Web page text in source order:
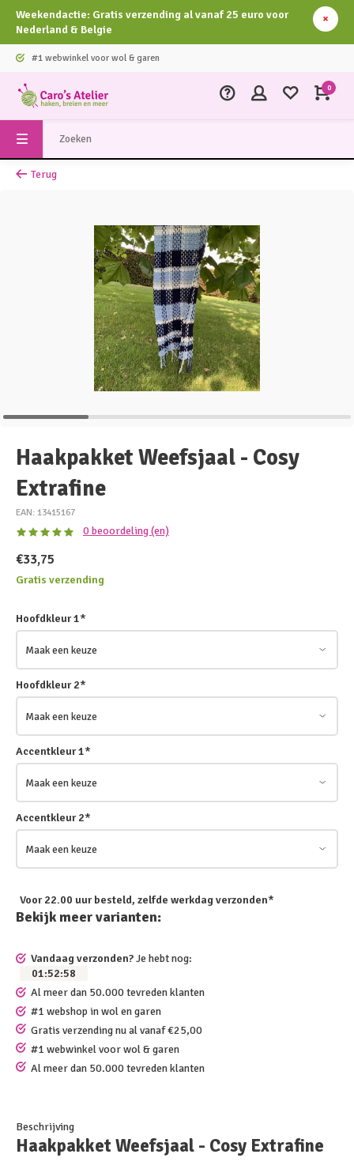
Weekendactie: Gratis verzending al vanaf 25 euro voor
Nederland & Belgie
#1 webwinkel voor wol & garen
0
Terug
Haakpakket Weefsjaal - Cosy
Extrafine
EAN: 13415167
0 beoordeling (en)
€33,75
Gratis verzending
Hoofdkleur 1*
Hoofdkleur 2*
Accentkleur 1*
Accentkleur 2*
Voor 22.00 uur besteld, zelfde werkdag verzonden*
Bekijk meer varianten:
Vandaag verzonden?Je hebt nog:
01:52:57
Al meer dan 50.000 tevreden klanten
#1 webshop in wol en garen
Gratis verzending nu al vanaf €25,00
#1 webwinkel voor wol & garen
Al meer dan 50.000 tevreden klanten
Beschrijving
Haakpakket Weefsjaal - Cosy Extrafine